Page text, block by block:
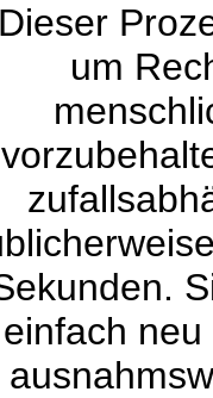
Dieser
um
einfach